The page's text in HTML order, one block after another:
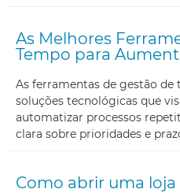
As Melhores
Tempo para
As ferramentas de gestão
soluções tecnológicas que
automatizar processos
clara sobre prioridades e
Como abrir uma